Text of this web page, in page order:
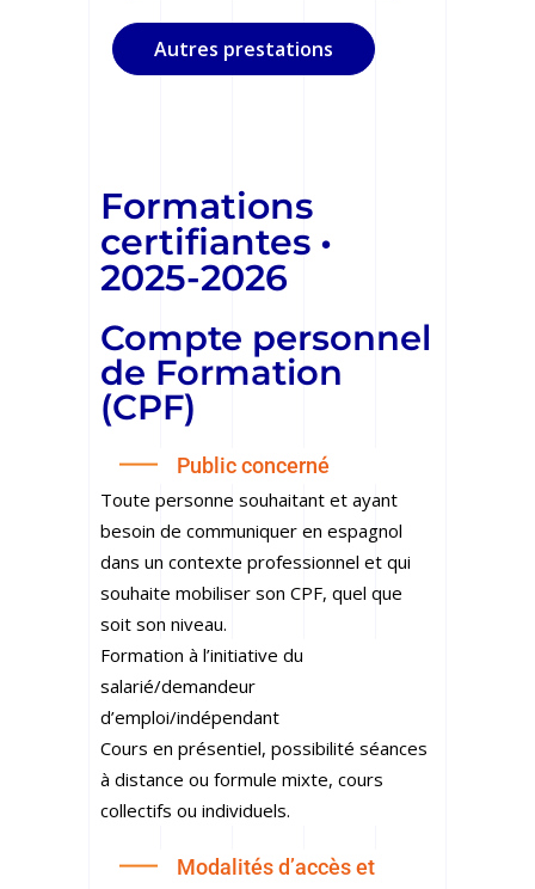
Autres prestations
Formations
certifiantes •
2025-2026
Compte personnel
de Formation
(CPF)
Public concerné
Toute personne souhaitant et ayant
besoin de communiquer en espagnol
dans un contexte professionnel et qui
souhaite mobiliser son CPF, quel que
soit son niveau.
Formation à l’initiative du
salarié/demandeur
d’emploi/indépendant
Cours en présentiel, possibilité séances
à distance ou formule mixte, cours
collectifs ou individuels.
Modalités d’accès et